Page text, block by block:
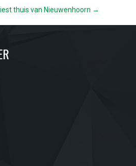
thuis van Nieuwenhoorn →